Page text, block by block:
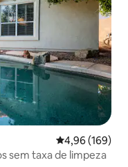
4,96 de uma
4,96 (169)
sem taxa de limpeza